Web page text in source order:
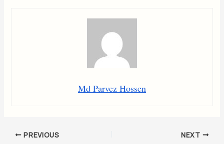
Md Parvez Hossen
PREVIOUS NEXT